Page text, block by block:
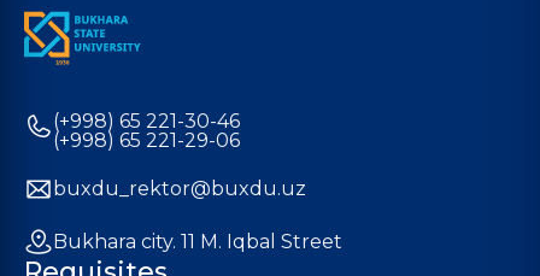
(+998) 65 221-30-46
(+998) 65 221-29-06
buxdu_rektor@buxdu.uz
Bukhara city. 11 M. Iqbal Street